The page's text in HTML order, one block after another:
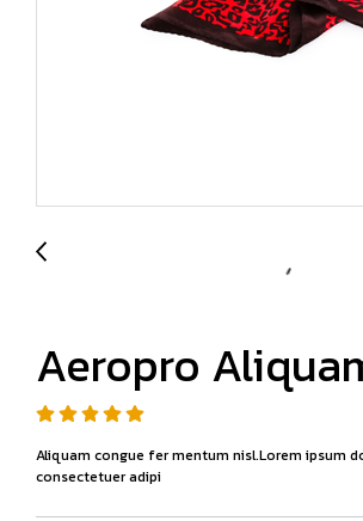
Aeropro
Aliquam congue fer mentum nisl.Lorem ipsum
consectetuer adipi